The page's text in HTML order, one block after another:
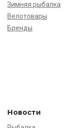
Зимняя рыбалка
Велотовары
Бренды
Новости